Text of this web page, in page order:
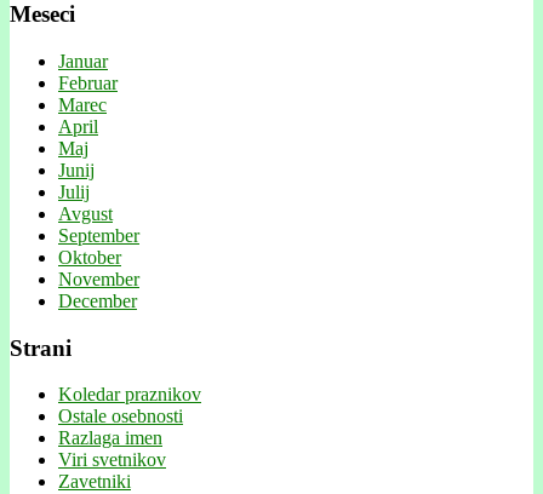
Meseci
Januar
Februar
Marec
April
Maj
Junij
Julij
Avgust
September
Oktober
November
December
Strani
Koledar praznikov
Ostale osebnosti
Razlaga imen
Viri svetnikov
Zavetniki